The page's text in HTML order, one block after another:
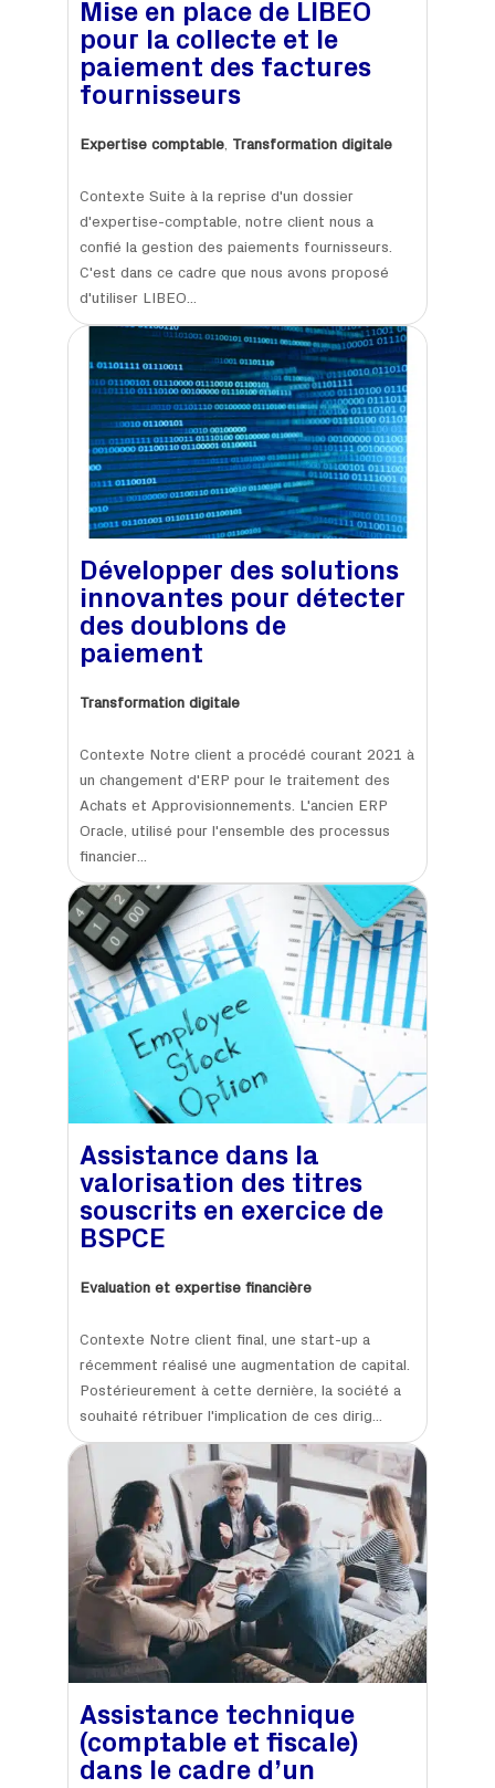
Mise en place de LIBEO
pour la collecte et le
paiement des factures
fournisseurs
Expertise comptable, Transformation digitale
Contexte Suite à la reprise d'un dossier
d'expertise-comptable, notre client nous a
confié la gestion des paiements fournisseurs.
C'est dans ce cadre que nous avons proposé
d'utiliser LIBEO...
Développer des solutions
innovantes pour détecter
des doublons de
paiement
Transformation digitale
Contexte Notre client a procédé courant 2021 à
un changement d'ERP pour le traitement des
Achats et Approvisionnements. L'ancien ERP
Oracle, utilisé pour l'ensemble des processus
financier...
Assistance dans la
valorisation des titres
souscrits en exercice de
BSPCE
Evaluation et expertise financière
Contexte Notre client final, une start-up a
récemment réalisé une augmentation de capital.
Postérieurement à cette dernière, la société a
souhaité rétribuer l'implication de ces dirig...
Assistance technique
(comptable et fiscale)
dans le cadre d’un